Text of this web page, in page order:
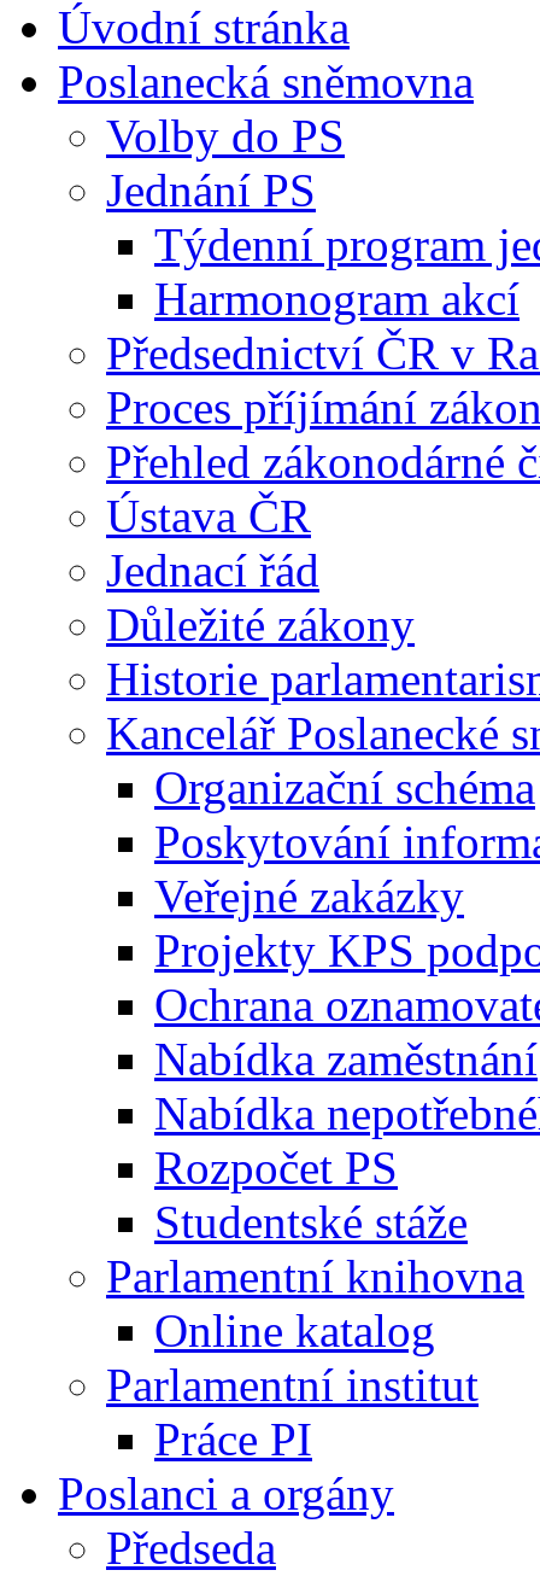
Úvodní stránka
Poslanecká sněmovna
Volby do PS
Jednání PS
Týdenní program
Harmonogram akcí
Předsednictví ČR v
Proces příjímání
Přehled zákonodárné
Ústava ČR
Jednací řád
Důležité zákony
Historie
Kancelář Poslanecké
Organizační schéma
Poskytování
Veřejné zakázky
Projekty KPS
Ochrana
Nabídka zaměstnání
Nabídka
Rozpočet PS
Studentské stáže
Parlamentní knihovna
Online katalog
Parlamentní institut
Práce PI
Poslanci a orgány
Předseda